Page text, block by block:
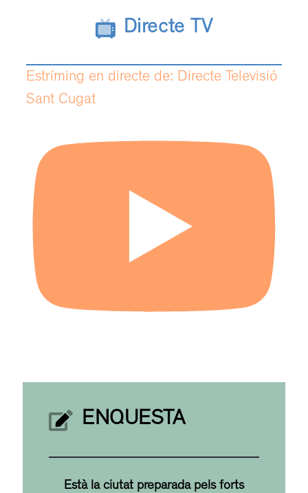
Directe TV
Estríming en directe de: Directe Televisió
Sant Cugat
ENQUESTA
Està la ciutat preparada pels forts